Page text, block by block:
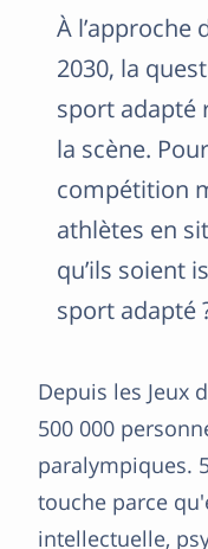
À l’approche
2030, la
sport adapté
la scène.
compétition
athlètes en
qu’ils soient
sport adapté
Depuis les Jeux
500 000
paralympiques.
touche parce
intellectuelle,